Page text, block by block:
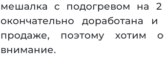
мешалка с подогревом на
окончательно доработана
продаже, поэтому хотим
внимание.